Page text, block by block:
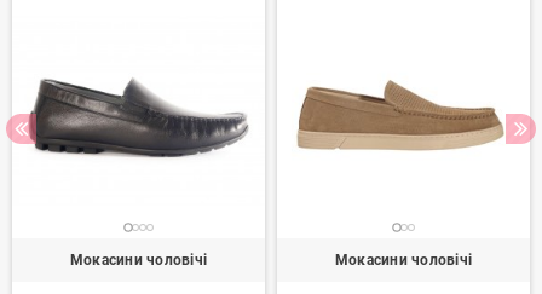
Мокасини чоловічі Мокасини чоловічі